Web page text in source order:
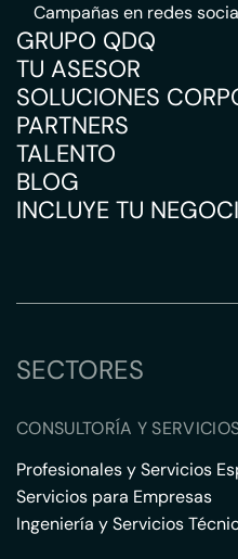
Campañas en redes
GRUPO QDQ
TU ASESOR
SOLUCIONES
PARTNERS
TALENTO
BLOG
INCLUYE TU
SECTORES
CONSULTORÍA Y
Profesionales y Servicios
Servicios para Empresas
Ingeniería y Servicios